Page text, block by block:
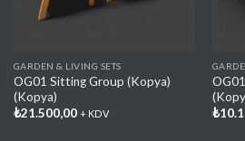
GARDEN & LIVING SETS
OG01 Sitting Group (Kopya)
(Kopya)
₺21.500,00 + KDV
₺